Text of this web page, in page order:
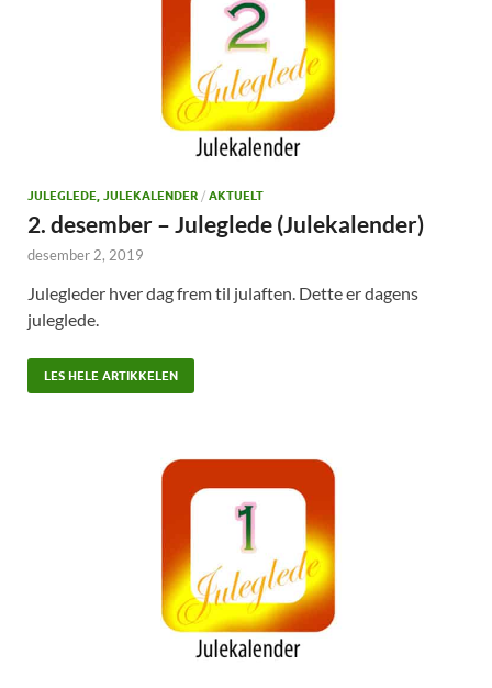
JULEGLEDE, JULEKALENDER / AKTUELT
2. desember – Juleglede (Julekalender)
desember 2, 2019
Julegleder hver dag frem til julaften. Dette er dagens
juleglede.
LES HELE ARTIKKELEN